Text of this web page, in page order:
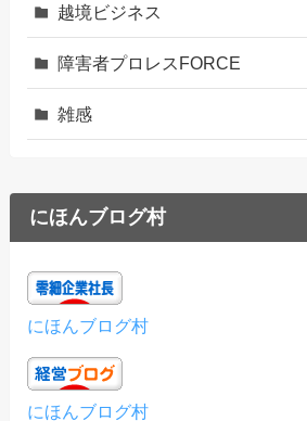
越境ビジネス
障害者プロレスFORCE
雑感
にほんブログ村
にほんブログ村
にほんブログ村